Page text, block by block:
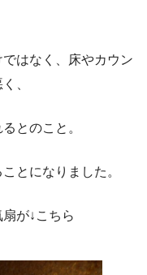
はなく、床やカウン
、
とのこと。
とになりました。
が↓こちら